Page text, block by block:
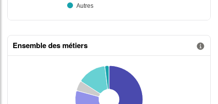
Ensemble des métiers